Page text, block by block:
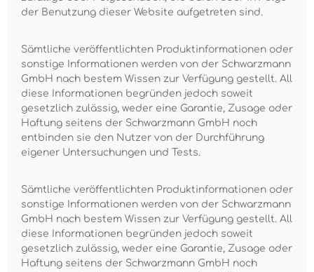
der Benutzung dieser Website aufgetreten sind.
Sämtliche veröffentlichten Produktinformationen oder
sonstige Informationen werden von der Schwarzmann
GmbH nach bestem Wissen zur Verfügung gestellt. All
diese Informationen begründen jedoch soweit
gesetzlich zulässig, weder eine Garantie, Zusage oder
Haftung seitens der Schwarzmann GmbH noch
entbinden sie den Nutzer von der Durchführung
eigener Untersuchungen und Tests.
Sämtliche veröffentlichten Produktinformationen oder
sonstige Informationen werden von der Schwarzmann
GmbH nach bestem Wissen zur Verfügung gestellt. All
diese Informationen begründen jedoch soweit
gesetzlich zulässig, weder eine Garantie, Zusage oder
Haftung seitens der Schwarzmann GmbH noch